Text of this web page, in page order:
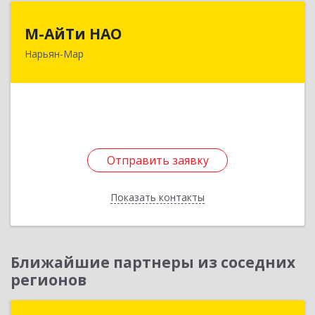
М-АйТи НАО
Нарьян-Мар
Отправить заявку
Показать контакты
Отправить заявку
Назад
Ближайшие партнеры из соседних
регионов